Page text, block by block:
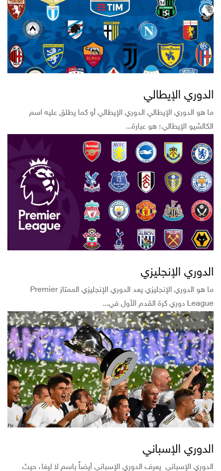
الدوري الإيطالي
ما هو الدوري الإيطالي الدوري الإيطالي أو كما يطلق عليه اسم
الكالشيو الإيطالي؛ هو عبارة...
الدوري الإنجليزي
ما هو الدوري الإنجليزي يعد الدوري الإنجليزي الممتاز Premier
League دوري كرة القدم الأول في...
الدوري الإسباني
الدوري الإسباني يعرف الدوري الإسباني أيضاً باسم لا ليغا، حيث